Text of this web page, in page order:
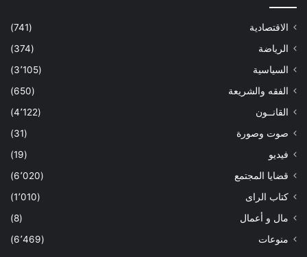
الاقتصادية
(741)
الرياضة
(374)
السياسية
(3٬105)
الفقه والشريعة
(650)
القانــون
(4٬122)
صوت وصورة
(31)
فيديو
(19)
قضايا المجتمع
(6٬020)
كتاب الراى
(1٬010)
مال و أعمال
(8)
منوعات
(6٬469)